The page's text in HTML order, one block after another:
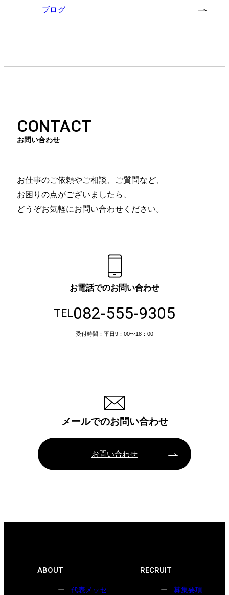
ブログ
CONTACT
お問い合わせ
お仕事のご依頼やご相談、ご質問など、
お困りの点がございましたら、
どうぞお気軽にお問い合わせください。
お電話でのお問い合わせ
TEL082-555-9305
受付時間：平日9：00〜18：00
メールでのお問い合わせ
お問い合わせ
ABOUT
代表メッセ
RECRUIT
募集要項